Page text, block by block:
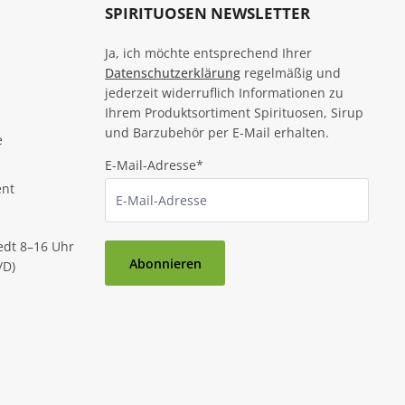
8–16 Uhr
SPIRITUOSEN NEWSLETTER
Ja, ich möchte entsprechend Ihrer
Datenschutzerklärung regelmäßig und
jederzeit widerruflich Informationen zu
Ihrem Produktsortiment Spirituosen, Sirup
und Barzubehör per E-Mail erhalten.
E-Mail-Adresse*
Abonnieren